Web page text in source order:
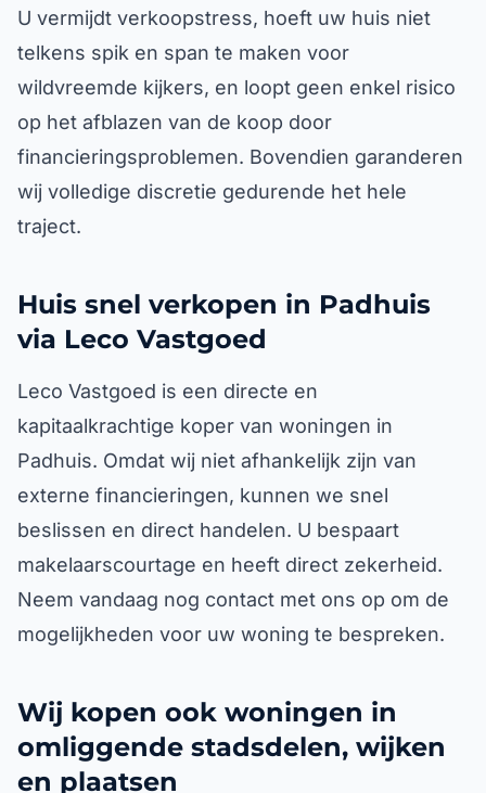
U vermijdt verkoopstress, hoeft uw huis niet
telkens spik en span te maken voor
wildvreemde kijkers, en loopt geen enkel risico
op het afblazen van de koop door
financieringsproblemen. Bovendien garanderen
wij volledige discretie gedurende het hele
traject.
Huis snel verkopen in Padhuis
via Leco Vastgoed
Leco Vastgoed is een directe en
kapitaalkrachtige koper van woningen in
Padhuis. Omdat wij niet afhankelijk zijn van
externe financieringen, kunnen we snel
beslissen en direct handelen. U bespaart
makelaarscourtage en heeft direct zekerheid.
Neem vandaag nog contact met ons op om de
mogelijkheden voor uw woning te bespreken.
Wij kopen ook woningen in
omliggende stadsdelen, wijken
en plaatsen